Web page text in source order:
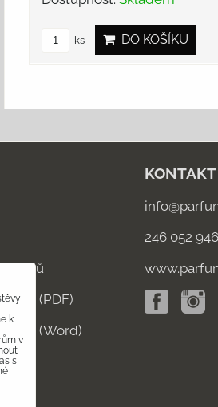
ks DO KOŠÍKU
údajů
(PDF)
(Word)
KONTAKT
246 052
k
v
s